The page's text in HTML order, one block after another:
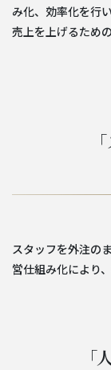
み化、効率化を行
売上を上げるため
スタッフを外注の
営仕組み化により